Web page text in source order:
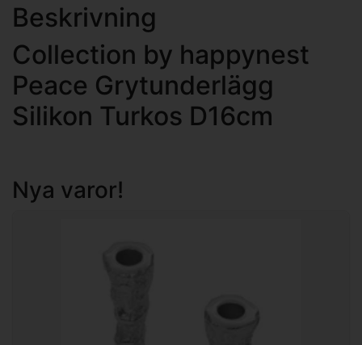
Beskrivning
Collection by happynest
Peace Grytunderlägg
Silikon Turkos D16cm
Nya varor!